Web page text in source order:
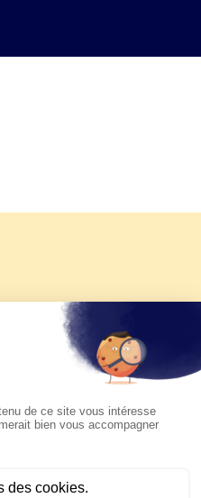
d'été 2026 de KTO
du pape Léon
à suivre sur KTO le
Uruguay, Argentine et